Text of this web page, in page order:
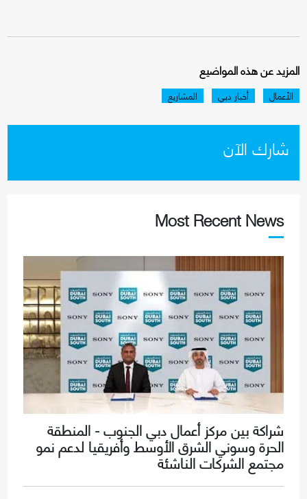
المزيد عن هذه المواضيع
الأعمال أخبار دبي المشاريع
شارك الآن
Most Recent News
شراكة بين مركز أعمال دبي الجنوب - المنطقة
الحرة وسوني الشرق الأوسط وأفريقيا لدعم نمو
مجتمع الشركات الناشئة